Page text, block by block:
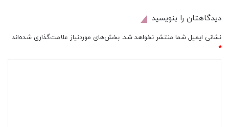
دیدگاهتان را بنویسید
نشانی ایمیل شما منتشر نخواهد شد. بخش‌های موردنیاز علامت‌گذاری شده‌اند
*